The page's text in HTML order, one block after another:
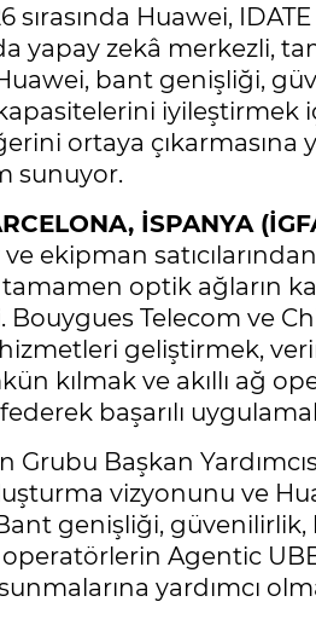
sırasında Huawei,
yapay zekâ merkezli,
bant genişliği,
kapasitelerini
ortaya çıkarmasına
sunuyor.
İSPANYA
ekipman
optik ağların
Bouygues Telecom ve
hizmetleri geliştirmek,
kılmak ve akıllı ağ
başarılı
Grubu Başkan
vizyonunu ve
genişliği, güvenilirlik,
Agentic
yardımcı